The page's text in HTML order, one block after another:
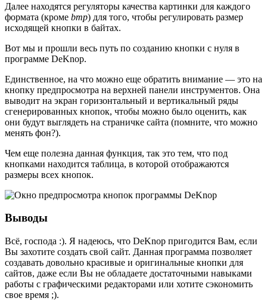
Далее находятся регуляторы качества картинки для каждого
формата (кроме bmp) для того, чтобы регулировать размер
исходящей кнопки в байтах.
Вот мы и прошли весь путь по созданию кнопки с нуля в
программе DeKnop.
Единственное, на что можно еще обратить внимание — это на
кнопку предпросмотра на верхней панели инструментов. Она
выводит на экран горизонтальный и вертикальный ряды
сгенерированных кнопок, чтобы можно было оценить, как
они будут выглядеть на страничке сайта (помните, что можно
менять фон?).
Чем еще полезна данная функция, так это тем, что под
кнопками находится таблица, в которой отображаются
размеры всех кнопок.
Выводы
Всё, господа :). Я надеюсь, что DeKnop пригодится Вам, если
Вы захотите создать свой сайт. Данная программа позволяет
создавать довольно красивые и оригинальные кнопки для
сайтов, даже если Вы не обладаете достаточными навыками
работы с графическими редакторами или хотите сэкономить
свое время ;).